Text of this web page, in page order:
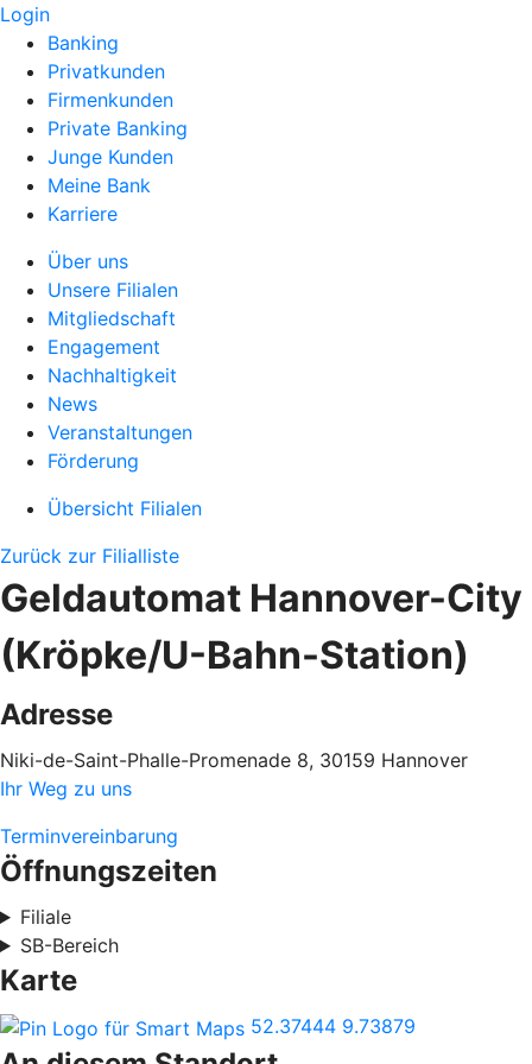
Login
Banking
Privatkunden
Firmenkunden
Private Banking
Junge Kunden
Meine Bank
Karriere
Über uns
Unsere Filialen
Mitgliedschaft
Engagement
Nachhaltigkeit
News
Veranstaltungen
Förderung
Übersicht Filialen
Zurück zur Filialliste
Geldautomat Hannover-City
(Kröpke/U-Bahn-Station)
Adresse
Niki-de-Saint-Phalle-Promenade 8, 30159 Hannover
Ihr Weg zu uns
Terminvereinbarung
Öffnungszeiten
Filiale
SB-Bereich
Karte
52.37444 9.73879